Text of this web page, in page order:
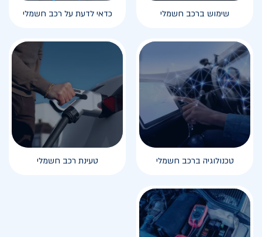
שימוש ברכב חשמלי כדאי לדעת על רכב חשמלי
טכנולוגיה ברכב חשמלי טעינת רכב חשמלי